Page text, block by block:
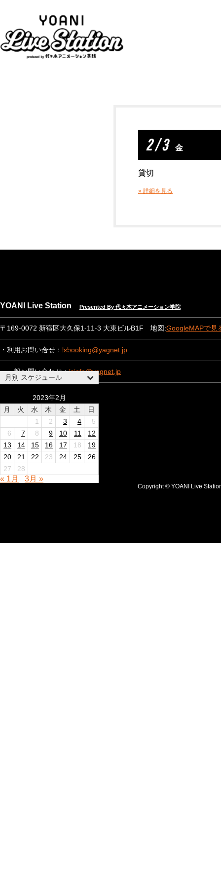
CONTACT
ABOUT US
月別 スケジュール
2023年2月
月
火 水 木 金 土
日
1
2 3 4
5
6
7 8 9 10 11
12
13
14 15 16 17 18
19
20
21 22 23 24 25
26
27
28
« 1月 3月 »
2 / 3 金
貸切
» 詳細を見る
YOANI Live Station Presented By 代々木アニメーション学院
〒169-0072 新宿区大久保1-11-3 大東ビルB1F 地図:GoogleMAPで見
・利用お問い合せ： lsbooking@yagnet.jp
・一般お問い合わせ：lsinfo@yagnet.jp
Copyright © YOANI Live